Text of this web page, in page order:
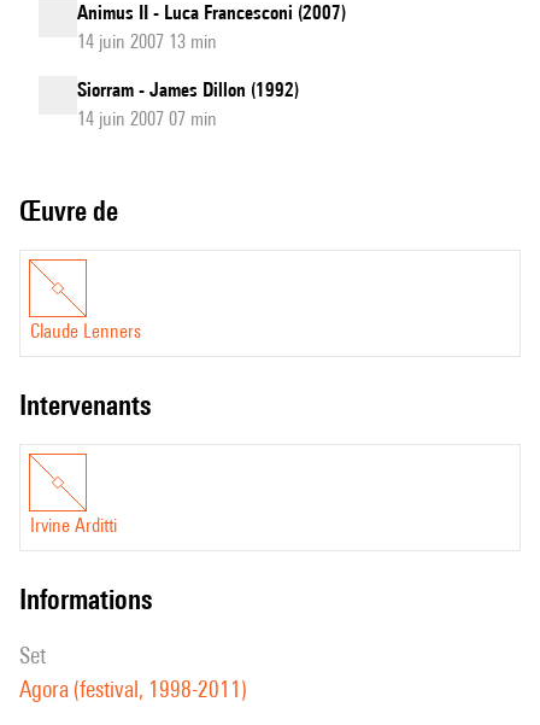
Animus II - Luca Francesconi (2007)
14 juin 2007 13 min
Siorram - James Dillon (1992)
14 juin 2007 07 min
Œuvre de
Claude Lenners
intervenants
Irvine Arditti
informations
set
Agora (festival, 1998-2011)